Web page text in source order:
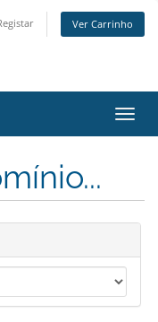
Ver Carrinho